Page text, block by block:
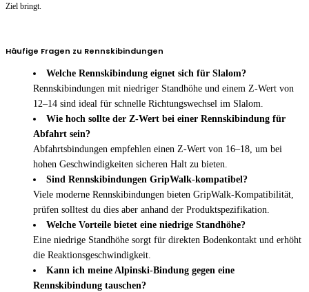
Ziel bringt.
Häufige Fragen zu Rennskibindungen
Welche Rennskibindung eignet sich für Slalom?
Rennskibindungen mit niedriger Standhöhe und einem Z-Wert von
12–14 sind ideal für schnelle Richtungswechsel im Slalom.
Wie hoch sollte der Z-Wert bei einer Rennskibindung für
Abfahrt sein?
Abfahrtsbindungen empfehlen einen Z-Wert von 16–18, um bei
hohen Geschwindigkeiten sicheren Halt zu bieten.
Sind Rennskibindungen GripWalk-kompatibel?
Viele moderne Rennskibindungen bieten GripWalk-Kompatibilität,
prüfen solltest du dies aber anhand der Produktspezifikation.
Welche Vorteile bietet eine niedrige Standhöhe?
Eine niedrige Standhöhe sorgt für direkten Bodenkontakt und erhöht
die Reaktionsgeschwindigkeit.
Kann ich meine Alpinski-Bindung gegen eine
Rennskibindung tauschen?